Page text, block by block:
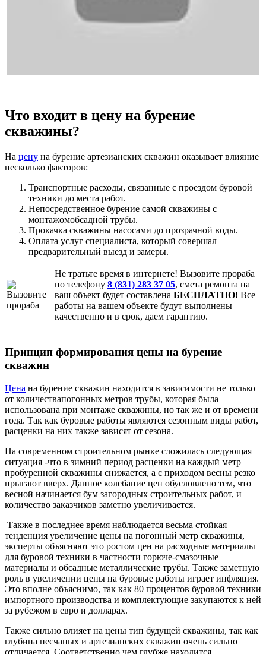
Что входит в цену на бурение
скважины?
На цену на бурение артезианских скважин оказывает влияние
несколько факторов:
Транспортные расходы, связанные с проездом буровой
техники до места работ.
Непосредственное бурение самой скважины с
монтажомобсадной трубы.
Прокачка скважины насосами до прозрачной воды.
Оплата услуг специалиста, который совершал
предварительный выезд и замеры.
Не тратьте время в интернете! Вызовите прораба
по телефону 8 (831) 283 37 05, смета ремонта на
ваш объект будет составлена БЕСПЛАТНО! Все
работы на вашем объекте будут выполнены
качественно и в срок, даем гарантию.
Принцип формирования цены на бурение
скважин
Цена на бурение скважин находится в зависимости не только
от количествапогонных метров трубы, которая была
использована при монтаже скважины, но так же и от времени
года. Так как буровые работы являются сезонным виды работ,
расценки на них также зависят от сезона.
На современном строительном рынке сложилась следующая
ситуация -что в зимний период расценки на каждый метр
пробуренной скважины снижается, а с приходом весны резко
прыгают вверх. Данное колебание цен обусловлено тем, что
весной начинается бум загородных строительных работ, и
количество заказчиков заметно увеличивается.
Также в последнее время наблюдается весьма стойкая
тенденция увеличение цены на погонный метр скважины,
эксперты объясняют это ростом цен на расходные материалы
для буровой техники в частности горюче-смазочные
материалы и обсадные металлические трубы. Также заметную
роль в увеличении цены на буровые работы играет инфляция.
Это вполне объяснимо, так как 80 процентов буровой техники
импортного производства и комплектующие закупаются к ней
за рубежом в евро и долларах.
Также сильно влияет на цены тип будущей скважины, так как
глубина песчаных и артезианских скважин очень сильно
отличается. Соответственно чем глубже находится